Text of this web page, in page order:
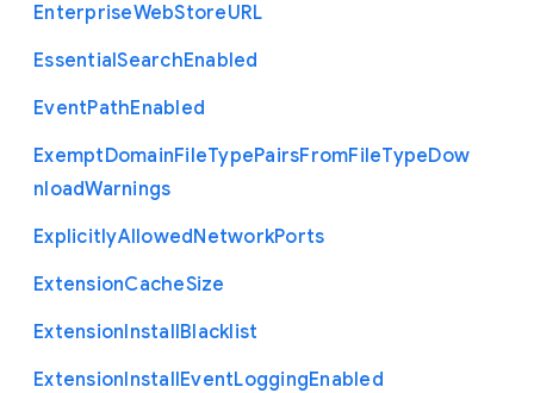
EnterpriseWebStoreURL
EssentialSearchEnabled
EventPathEnabled
ExemptDomainFileTypePairsFromFileTypeDow
nloadWarnings
ExplicitlyAllowedNetworkPorts
ExtensionCacheSize
ExtensionInstallBlacklist
ExtensionInstallEventLoggingEnabled